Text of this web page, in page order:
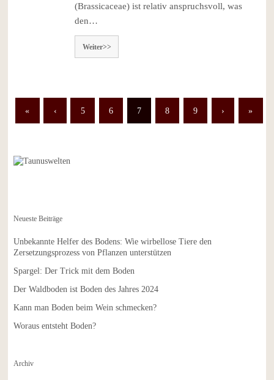
(Brassicaceae) ist relativ anspruchsvoll, was
den…
Weiter>>
« ‹ 5 6 7 8 9 › »
Neueste Beiträge
Unbekannte Helfer des Bodens: Wie wirbellose Tiere den
Zersetzungsprozess von Pflanzen unterstützen
Spargel: Der Trick mit dem Boden
Der Waldboden ist Boden des Jahres 2024
Kann man Boden beim Wein schmecken?
Woraus entsteht Boden?
Archiv